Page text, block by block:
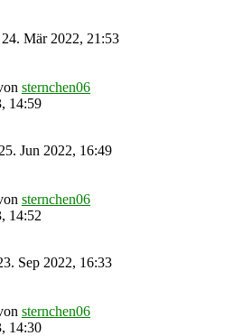
Mär 2022, 21:53
sternchen06
14:59
Jun 2022, 16:49
sternchen06
14:52
Sep 2022, 16:33
sternchen06
14:30